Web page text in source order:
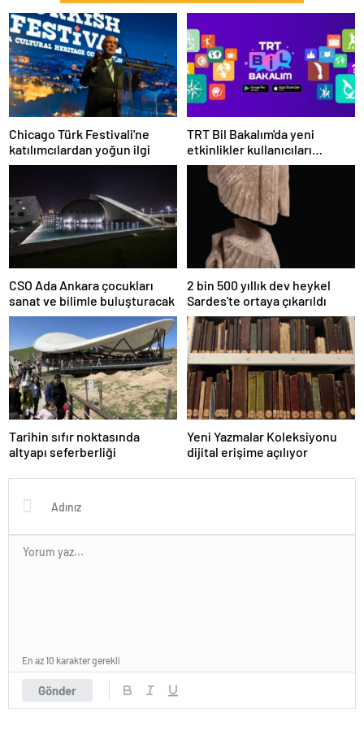
Chicago Türk Festivali'ne
katılımcılardan yoğun ilgi
TRT Bil Bakalım'da yeni
etkinlikler kullanıcıları
bekliyor
CSO Ada Ankara çocukları
sanat ve bilimle buluşturacak
2 bin 500 yıllık dev heykel
Sardes'te ortaya çıkarıldı
Tarihin sıfır noktasında
altyapı seferberliği
Yeni Yazmalar Koleksiyonu
dijital erişime açılıyor
Gönder
En az 10 karakter gerekli